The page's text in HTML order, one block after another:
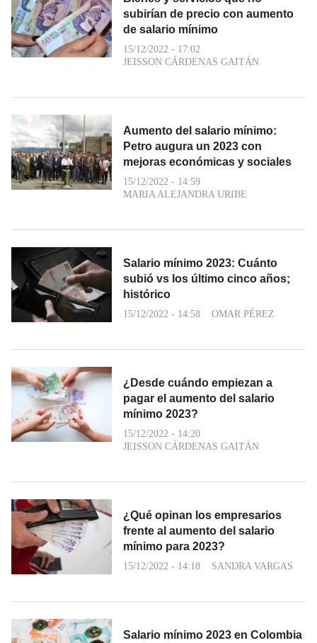
subirían de precio con aumento
de salario mínimo
15/12/2022 - 17:02
JEISSON CÁRDENAS GAITÁN
Aumento del salario mínimo:
Petro augura un 2023 con
mejoras económicas y sociales
15/12/2022 - 14:59
MARIA ALEJANDRA URIBE
Salario mínimo 2023: Cuánto
subió vs los último cinco años;
histórico
15/12/2022 - 14:58 OMAR PÉREZ
¿Desde cuándo empiezan a
pagar el aumento del salario
mínimo 2023?
15/12/2022 - 14:20
JEISSON CÁRDENAS GAITÁN
¿Qué opinan los empresarios
frente al aumento del salario
mínimo para 2023?
15/12/2022 - 14:18 SANDRA VARGAS
Salario mínimo 2023 en Colombia